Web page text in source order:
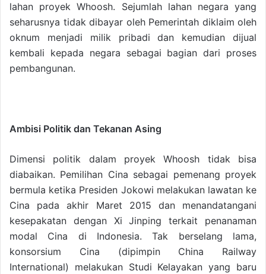
lahan proyek Whoosh. Sejumlah lahan negara yang
seharusnya tidak dibayar oleh Pemerintah diklaim oleh
oknum menjadi milik pribadi dan kemudian dijual
kembali kepada negara sebagai bagian dari proses
pembangunan.
Ambisi Politik dan Tekanan Asing
Dimensi politik dalam proyek Whoosh tidak bisa
diabaikan. Pemilihan Cina sebagai pemenang proyek
bermula ketika Presiden Jokowi melakukan lawatan ke
Cina pada akhir Maret 2015 dan menandatangani
kesepakatan dengan Xi Jinping terkait penanaman
modal Cina di Indonesia. Tak berselang lama,
konsorsium Cina (dipimpin China Railway
International) melakukan Studi Kelayakan yang baru